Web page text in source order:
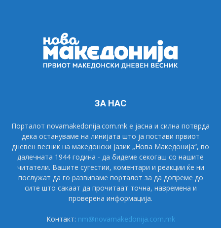
ЗА НАС
Порталот novamakedonija.com.mk е јасна и силна потврда
дека остануваме на линијата што ја постави првиот
дневен весник на македонски јазик „Нова Македонија“, во
далечната 1944 година - да бидеме секогаш со нашите
читатели. Вашите сугестии, коментари и реакции ќе ни
послужат да го развиваме порталот за да допреме до
сите што сакаат да прочитаат точна, навремена и
проверена информација.
Контакт: nm@novamakedonija.com.mk